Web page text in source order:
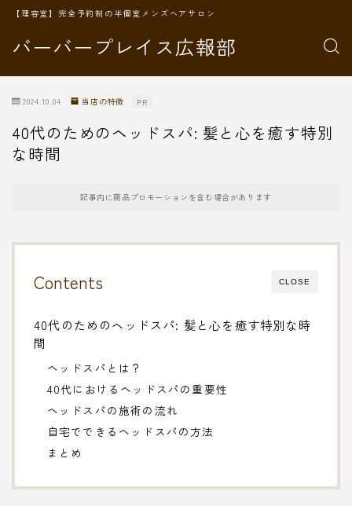
バーバープレイス広報部
【理容室】完全予約制の半個室メンズヘアサロン
2024.10.04 当店の特徴 PR
40代のためのヘッドスパ: 髪と心を癒す特別
な時間
記事内に商品プロモーションを含む場合があります
CLOSE
Contents
40代のためのヘッドスパ: 髪と心を癒す特別な時
間
ヘッドスパとは？
40代におけるヘッドスパの重要性
ヘッドスパの施術の流れ
自宅でできるヘッドスパの方法
まとめ